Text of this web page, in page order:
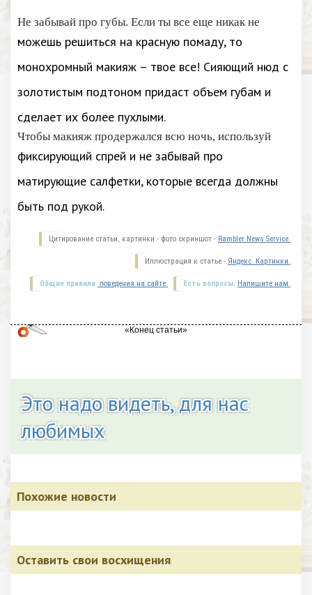
Не забывай про губы. Если ты все еще никак не
можешь решиться на красную помаду, то
монохромный макияж – твое все! Сияющий нюд с
золотистым подтоном придаст объем губам и
сделает их более пухлыми.
Чтобы макияж продержался всю ночь, используй
фиксирующий спрей и не забывай про
матирующие салфетки, которые всегда должны
быть под рукой.
Цитирование статьи, картинки - фото скриншот - Rambler News Service.
Иллюстрация к статье - Яндекс. Картинки.
Есть вопросы. Напишите нам.
Общие правила поведения на сайте.
Это надо видеть, для нас
любимых
Похожие новости
Оставить свои восхищения